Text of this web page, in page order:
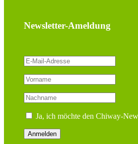
Newsletter-Ameldung
Ja, ich möchte den Chiway-